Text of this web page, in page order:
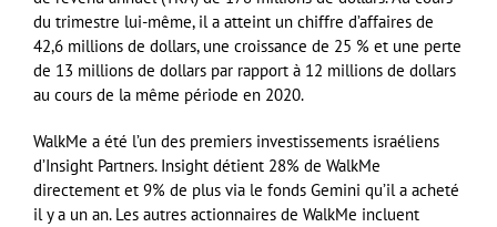
du trimestre lui-même, il a atteint un chiffre d’affaires de
42,6 millions de dollars, une croissance de 25 % et une perte
de 13 millions de dollars par rapport à 12 millions de dollars
au cours de la même période en 2020.
WalkMe a été l’un des premiers investissements israéliens
d’Insight Partners. Insight détient 28% de WalkMe
directement et 9% de plus via le fonds Gemini qu’il a acheté
il y a un an. Les autres actionnaires de WalkMe incluent